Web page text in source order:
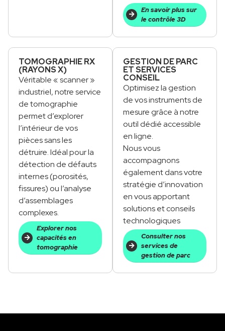
En savoir plus sur
le contrôle 3D
TOMOGRAPHIE RX
(RAYONS X)
Véritable « scanner »
industriel, notre service
de tomographie
permet d’explorer
l’intérieur de vos
pièces sans les
détruire. Idéal pour la
détection de défauts
internes (porosités,
fissures) ou l’analyse
d’assemblages
complexes.
Explorer nos
capacités en
tomographie
GESTION DE PARC
ET SERVICES
CONSEIL
Optimisez la gestion
de vos instruments de
mesure grâce à notre
outil dédié accessible
en ligne.
Nous vous
accompagnons
également dans votre
stratégie d’innovation
en vous apportant
solutions et conseils
technologiques
Consulter nos
services de
gestion de parc